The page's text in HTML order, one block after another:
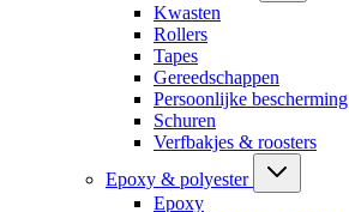
Kwasten
Rollers
Tapes
Gereedschappen
Persoonlijke bescherming
Schuren
Verfbakjes & roosters
Epoxy & polyester
Epoxy